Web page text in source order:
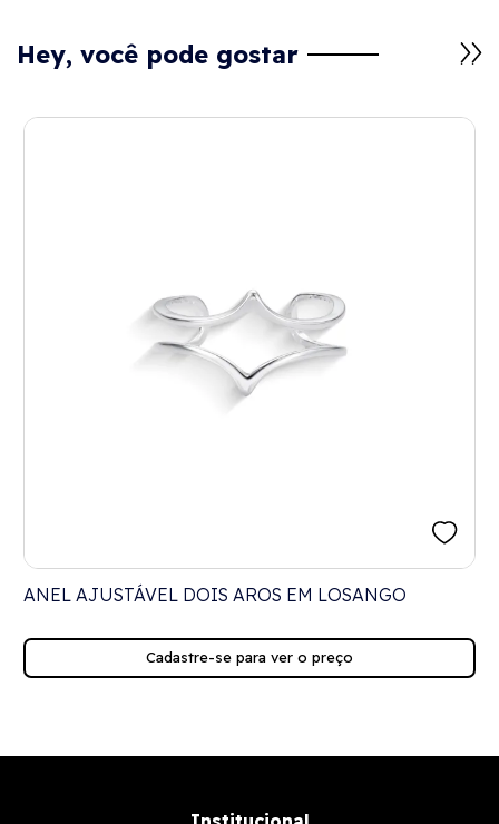
Hey, você pode gostar
ANEL AJUSTÁVEL DOIS AROS EM LOSANGO
Cadastre-se para ver o preço